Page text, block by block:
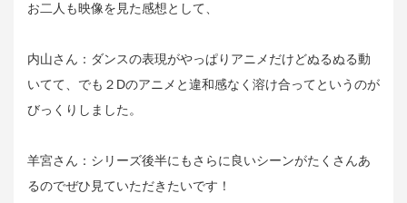
お二人も映像を見た感想として、
内山さん：ダンスの表現がやっぱりアニメだけどぬるぬる動
いてて、でも２Dのアニメと違和感なく溶け合ってというのが
びっくりしました。
羊宮さん：シリーズ後半にもさらに良いシーンがたくさんあ
るのでぜひ見ていただきたいです！